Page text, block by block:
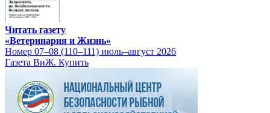
Читать газету
«Ветеринария и Жизнь»
Номер 07–08 (110–111) июль–август 2026
Газета ВиЖ. Купить